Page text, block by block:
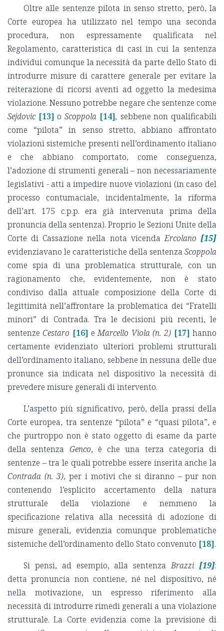
Oltre alle sentenze pilota in senso stretto, però, la
Corte europea ha utilizzato nel tempo una seconda
procedura, non espressamente qualificata nel
Regolamento, caratteristica di casi in cui la sentenza
individui comunque la necessità da parte dello Stato di
introdurre misure di carattere generale per evitare la
reiterazione di ricorsi aventi ad oggetto la medesima
violazione. Nessuno potrebbe negare che sentenze come
Sejdovic [13] oScoppola [14], sebbene non qualificabili
come “pilota” in senso stretto, abbiano affrontato
violazioni sistemiche presenti nell’ordinamento italiano
e che abbiano comportato, come conseguenza,
l’adozione di strumenti generali – non necessariamente
legislativi - atti a impedire nuove violazioni (in caso del
processo contumaciale, incidentalmente, la riforma
dell’art. 175 c.p.p. era già intervenuta prima della
pronuncia della sentenza). Proprio le Sezioni Unite della
Corte di Cassazione nella nota vicendaErcolano [15]
evidenziavano le caratteristiche della sentenza Scoppola
come spia di una problematica strutturale, con un
ragionamento che, evidentemente, non è stato
condiviso dalla attuale composizione della Corte di
legittimità nell’affrontare la problematica dei “Fratelli
minori” di Contrada. Tra le decisioni più recenti, le
sentenzeCestaro [16] eMarcello Viola (n. 2) [17] hanno
certamente evidenziato ulteriori problemi strutturali
dell’ordinamento italiano, sebbene in nessuna delle due
pronunce sia indicata nel dispositivo la necessità di
prevedere misure generali di intervento.
L’aspetto più significativo, però, della prassi della
Corte europea, tra sentenze “pilota” e “quasi pilota”, e
che purtroppo non è stato oggetto di esame da parte
della sentenza Genco, è che una terza categoria di
sentenze – tra le quali potrebbe essere inserita anche la
Contrada (n. 3), per i motivi che si diranno – pur non
contenendo l’esplicito accertamento della natura
strutturale della violazione e nemmeno la
specificazione relativa alla necessità di adozione di
misure generali, evidenzia comunque problematiche
sistemiche dell’ordinamento dello Stato convenuto [18].
Si pensi, ad esempio, alla sentenzaBrazzi [19]:
detta pronuncia non contiene, né nel dispositivo, né
nella motivazione, un espresso riferimento alla
necessità di introdurre rimedi generali a una violazione
strutturale. La Corte evidenzia come la previsione di